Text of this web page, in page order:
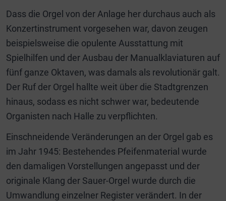
Dass die Orgel von der Anlage her durchaus auch als
Konzertinstrument vorgesehen war, davon zeugen
beispielsweise die opulente Ausstattung mit
Spielhilfen und der Ausbau der Manualklaviaturen auf
fünf ganze Oktaven, was damals als revolutionär galt.
Der Ruf der Orgel hallte weit über die Stadtgrenzen
hinaus, sodass es nicht schwer war, bedeutende
Organisten nach Halle zu verpflichten.
Einschneidende Veränderungen an der Orgel gab es
im Jahr 1945: Bestehendes Pfeifenmaterial wurde
den damaligen Vorstellungen angepasst und der
originale Klang der Sauer-Orgel wurde durch die
Umwandlung einzelner Register verändert. In der